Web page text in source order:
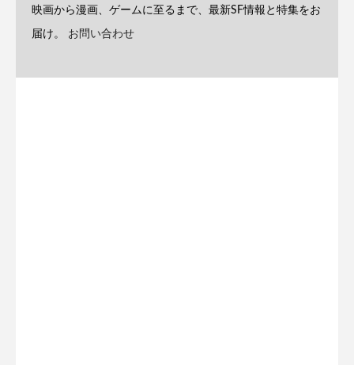
映画から漫画、ゲームに至るまで、最新SF情報と特集をお
届け。 お問い合わせ